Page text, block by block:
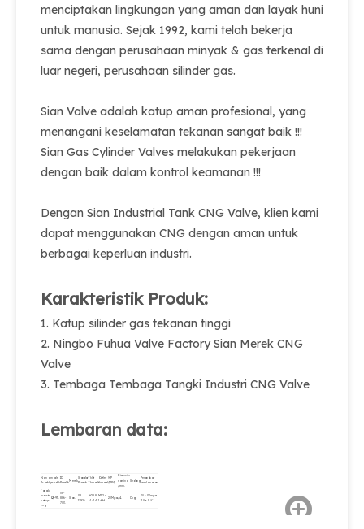
menciptakan lingkungan yang aman dan layak huni
untuk manusia. Sejak 1992, kami telah bekerja
sama dengan perusahaan minyak & gas terkenal di
luar negeri, perusahaan silinder gas.
Sian Valve adalah katup aman profesional, yang
menangani keselamatan tekanan sangat baik !!!
Sian Gas Cylinder Valves melakukan pekerjaan
dengan baik dalam kontrol keamanan !!!
Dengan Sian Industrial Tank CNG Valve, klien kami
dapat menggunakan CNG dengan aman untuk
berbagai keperluan industri.
Karakteristik Produk:
1. Katup silinder gas tekanan tinggi
2. Ningbo Fuhua Valve Factory Sian Merek CNG
Valve
3. Tembaga Tembaga Tangki Industri CNG Valve
Lembaran data:
Nama
Produk
model
produk
ID
Produk
Merek
Standar
Produk
Thlet
Thread.
Outlet
thread.
WP
(MPA)
Diameter
nominal
φmm.
Sedang
Perangkat
keselamatan.
Tangki
industri
katup
cng
QF-9T.
08-
886-
703.
Sian.
17926.
W28.8
× 1/14
M12 ×
1-6H
20Mpa. φ4. Cng.
30 ~ 33mpa.
110 ± 5 ℃